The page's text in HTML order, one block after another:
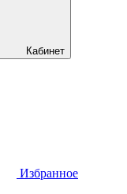
Кабинет
Избранное